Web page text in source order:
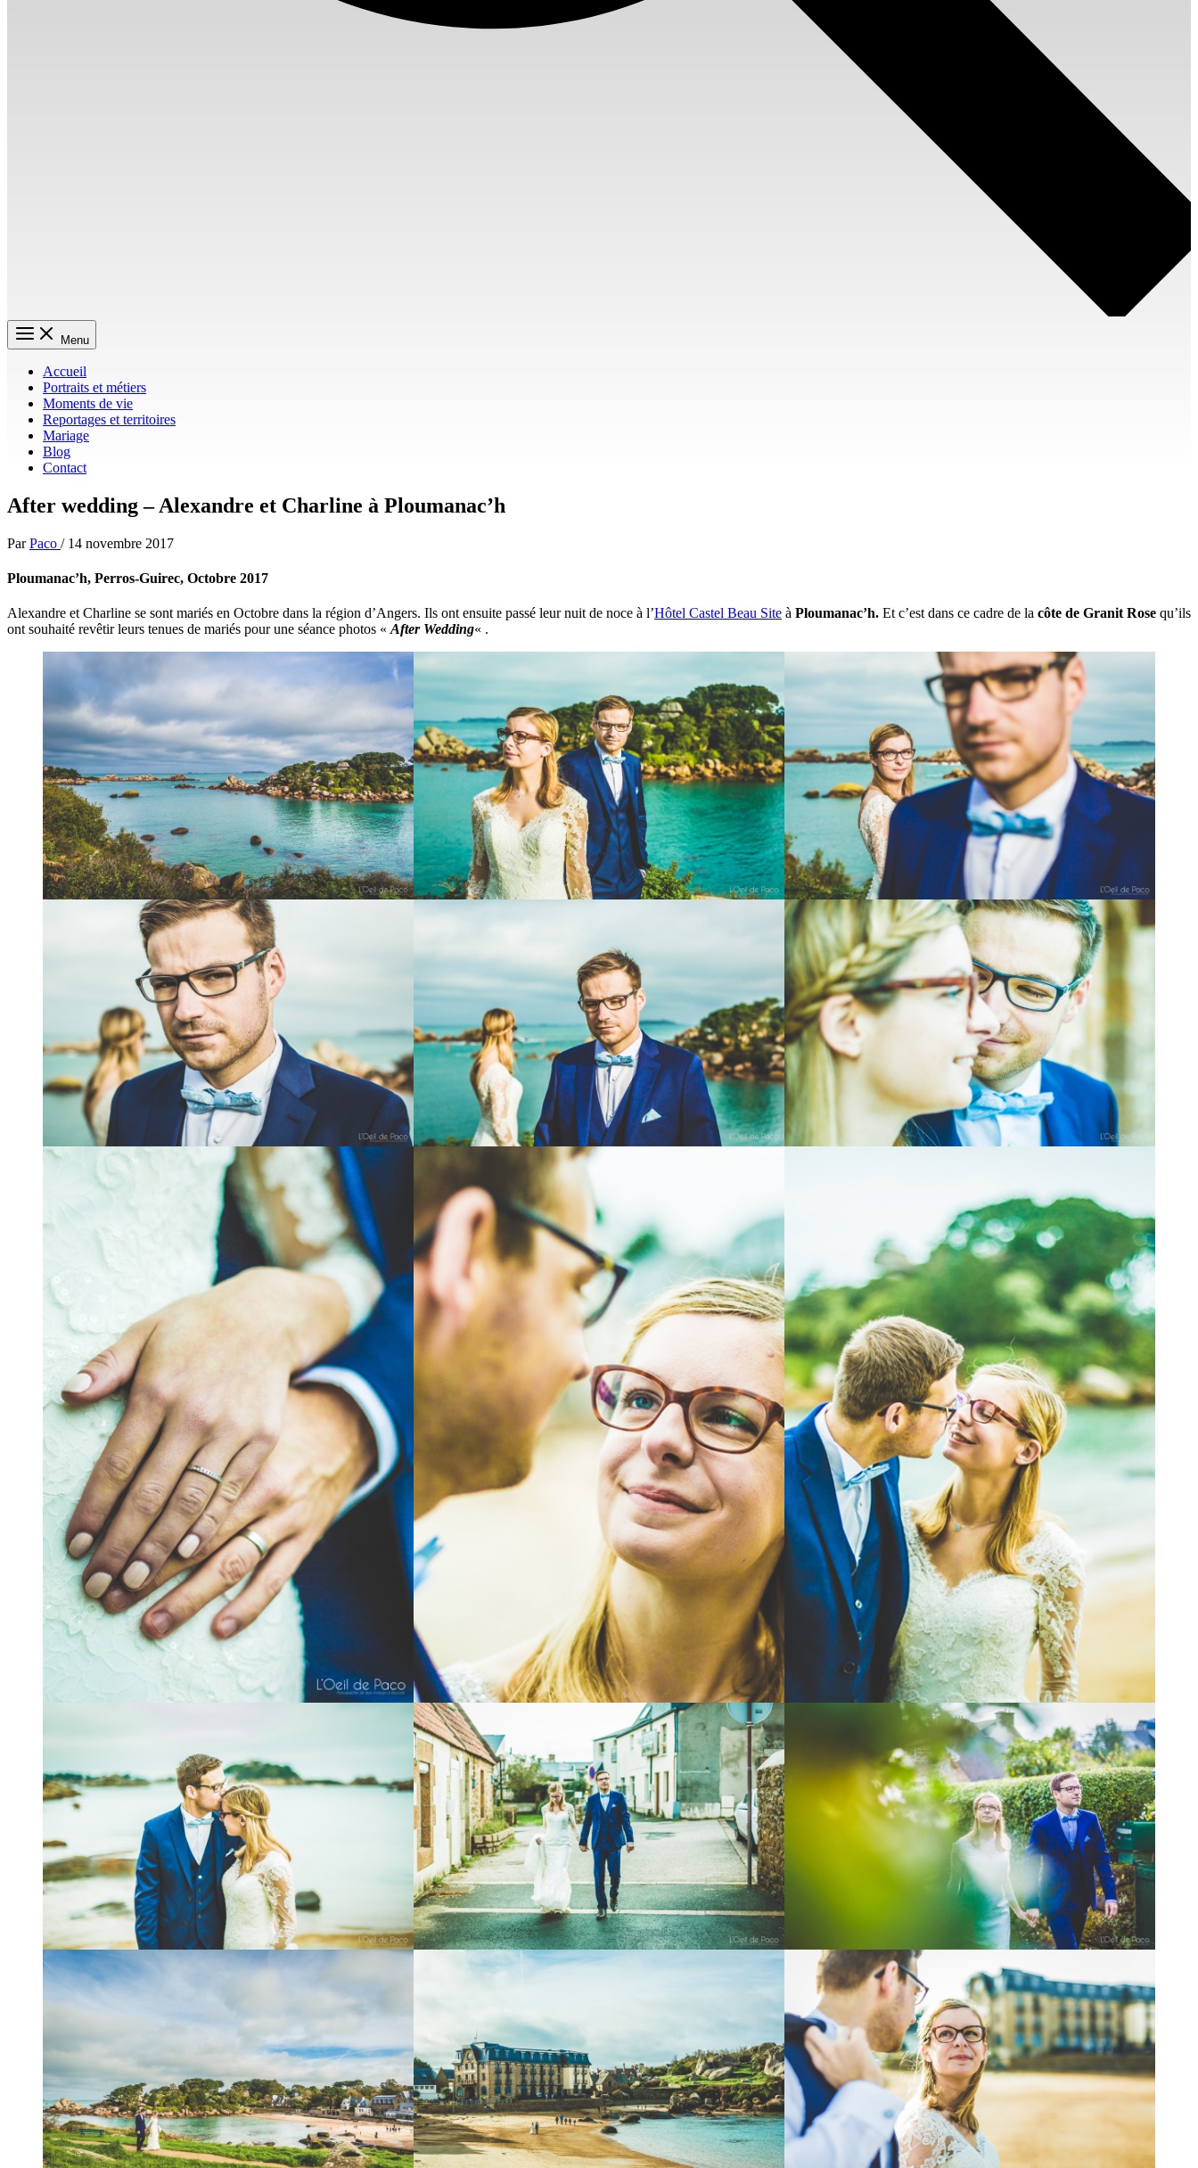
Menu
Accueil
Portraits et métiers
Moments de vie
Reportages et territoires
Mariage
Blog
Contact
After wedding – Alexandre et Charline à Ploumanac’h
ParPaco / 14 novembre 2017
Ploumanac’h, Perros-Guirec, Octobre 2017
Alexandre et Charline se sont mariés en Octobre dans la région d’Angers. Ils ont ensuite passé leur nuit de noce à l’Hôtel Castel Beau Site à Ploumanac’h. Et c’est dans ce cadre de la côte de Granit Rose qu’ils
ont souhaité revêtir leurs tenues de mariés pour une séance photos « After Wedding« .